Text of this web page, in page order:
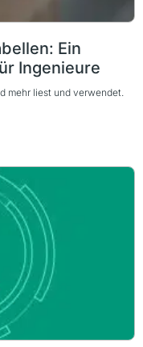
Ein
Ingenieure
mehr liest und verwendet.